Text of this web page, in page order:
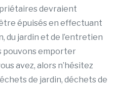
devraient
épuisés en effectuant
du jardin et de l’entretien
pouvons emporter
avez, alors n’hésitez
de jardin, déchets de